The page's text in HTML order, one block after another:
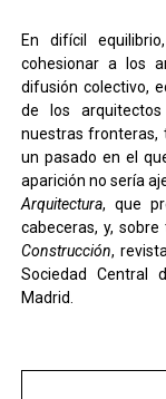
En difícil equilibrio,
cohesionar a los
difusión colectivo,
de los
nuestras fronteras,
un pasado en el
aparición no sería
Arquitectura, que
cabeceras, y,
Construcción,
Sociedad Central
Madrid.